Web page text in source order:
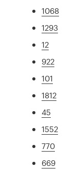
1068
1293
12
922
101
1812
45
1552
770
669